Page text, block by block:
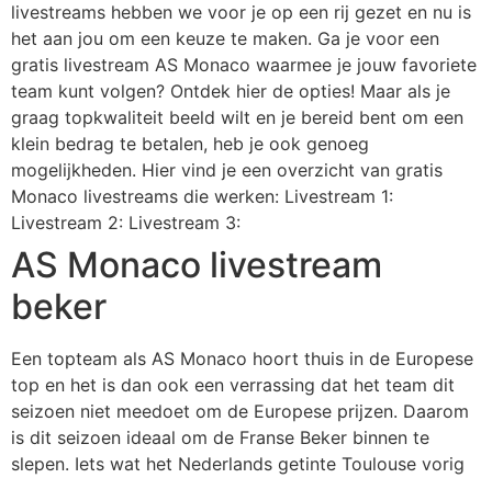
livestreams hebben we voor je op een rij gezet en nu is
het aan jou om een keuze te maken. Ga je voor een
gratis livestream AS Monaco waarmee je jouw favoriete
team kunt volgen? Ontdek hier de opties! Maar als je
graag topkwaliteit beeld wilt en je bereid bent om een
klein bedrag te betalen, heb je ook genoeg
mogelijkheden. Hier vind je een overzicht van gratis
Monaco livestreams die werken: Livestream 1:
Livestream 2: Livestream 3:
AS Monaco livestream
beker
Een topteam als AS Monaco hoort thuis in de Europese
top en het is dan ook een verrassing dat het team dit
seizoen niet meedoet om de Europese prijzen. Daarom
is dit seizoen ideaal om de Franse Beker binnen te
slepen. Iets wat het Nederlands getinte Toulouse vorig